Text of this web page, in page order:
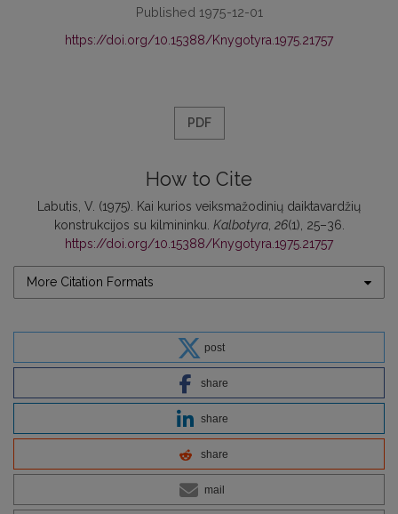
Published 1975-12-01
https://doi.org/10.15388/Knygotyra.1975.21757
PDF
How to Cite
Labutis, V. (1975). Kai kurios veiksmažodinių daiktavardžių
konstrukcijos su kilmininku. Kalbotyra, 26(1), 25–36.
https://doi.org/10.15388/Knygotyra.1975.21757
More Citation Formats
post
share
share
share
mail